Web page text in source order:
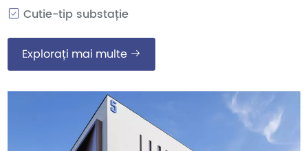
Cutie-tip substație
Explorați mai multe